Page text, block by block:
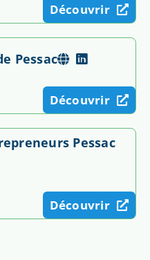
Découvrir
Pessac
Découvrir
Pessac
Découvrir